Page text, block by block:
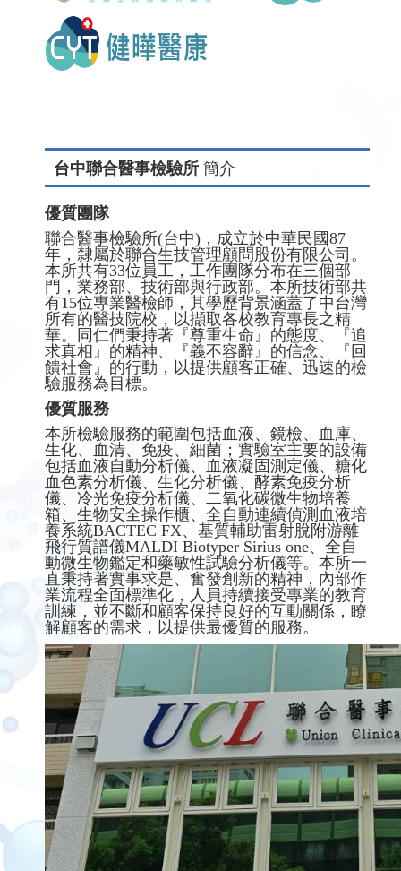
台中聯合醫事檢驗所 簡介
優質團隊
聯合醫事檢驗所(台中)，成立於中華民國87
年，隸屬於聯合生技管理顧問股份有限公司。
本所共有33位員工，工作團隊分布在三個部
門，業務部、技術部與行政部。本所技術部共
有15位專業醫檢師，其學歷背景涵蓋了中台灣
所有的醫技院校，以擷取各校教育專長之精
華。同仁們秉持著『尊重生命』的態度、『追
求真相』的精神、『義不容辭』的信念、『回
饋社會』的行動，以提供顧客正確、迅速的檢
驗服務為目標。
優質服務
本所檢驗服務的範圍包括血液、鏡檢、血庫、
生化、血清、免疫、細菌；實驗室主要的設備
包括血液自動分析儀、血液凝固測定儀、糖化
血色素分析儀、生化分析儀、酵素免疫分析
儀、冷光免疫分析儀、二氧化碳微生物培養
箱、生物安全操作櫃、全自動連續偵測血液培
養系統BACTEC FX、基質輔助雷射脫附游離
飛行質譜儀MALDI Biotyper Sirius one、全自
動微生物鑑定和藥敏性試驗分析儀等。本所一
直秉持著實事求是、奮發創新的精神，內部作
業流程全面標準化，人員持續接受專業的教育
訓練，並不斷和顧客保持良好的互動關係，瞭
解顧客的需求，以提供最優質的服務。